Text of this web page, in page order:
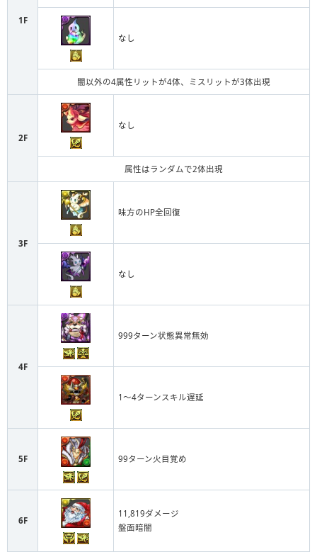
1F
なし
闇以外の4属性リットが4体、ミスリットが3体出現
2F
なし
属性はランダムで2体出現
3F
味方のHP全回復
なし
4F
999ターン状態異常無効
1〜4ターンスキル遅延
5F 99ターン火目覚め
6F
11,819ダメージ
盤面暗闇